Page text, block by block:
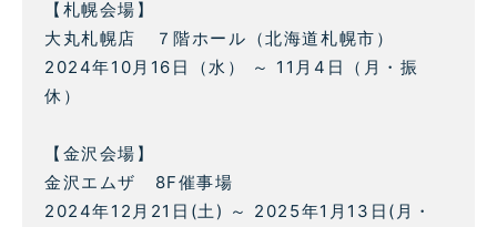
【札幌会場】
大丸札幌店 ７階ホール（北海道札幌市）
2024年10月16日（水） ～ 11月4日（月・振
休）
【金沢会場】
金沢エムザ 8F催事場
2024年12月21日(土) ～ 2025年1月13日(月・